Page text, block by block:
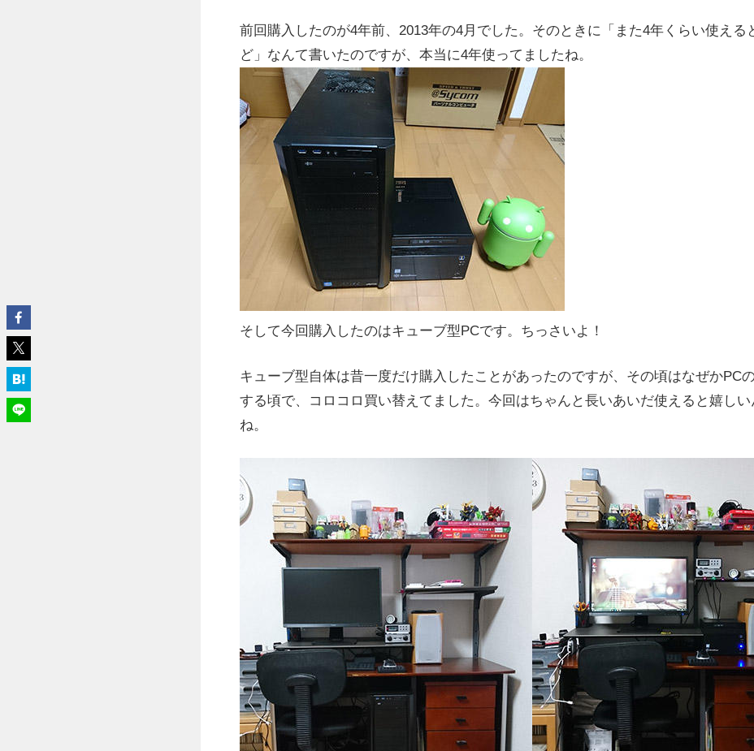
前回購入したのが4年前、2013年の4月でした。そのときに「また4年くらい使える
ど」なんて書いたのですが、本当に4年使ってましたね。
そして今回購入したのはキューブ型PCです。ちっさいよ！
キューブ型自体は昔一度だけ購入したことがあったのですが、その頃はなぜかPC
する頃で、コロコロ買い替えてました。今回はちゃんと長いあいだ使えると嬉し
ね。